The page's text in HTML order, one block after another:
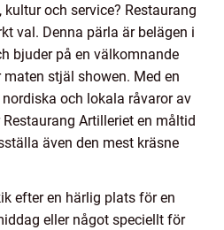
och service? Restaurang
val. Denna pärla är belägen i
bjuder på en välkomnande
stjäl showen. Med en
och lokala råvaror av
Artilleriet en måltid
även den mest kräsne
efter en härlig plats för en
eller något speciellt för